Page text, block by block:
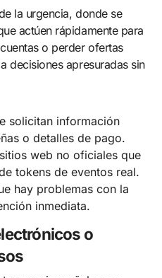
la urgencia, donde se
actúen rápidamente para
o perder ofertas
decisiones apresuradas sin
solicitan información
o detalles de pago.
web no oficiales que
tokens de eventos real.
hay problemas con la
inmediata.
o